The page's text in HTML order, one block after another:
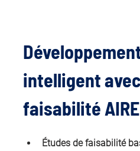
intelligent
faisabilité AIRE
Études de faisabilité